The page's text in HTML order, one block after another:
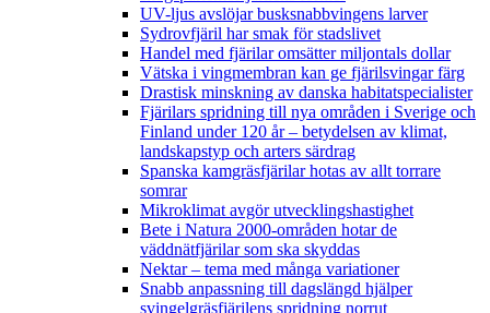
UV-ljus avslöjar busksnabbvingens larver
Sydrovfjäril har smak för stadslivet
Handel med fjärilar omsätter miljontals dollar
Vätska i vingmembran kan ge fjärilsvingar färg
Drastisk minskning av danska habitatspecialister
Fjärilars spridning till nya områden i Sverige och
Finland under 120 år– betydelsen av klimat,
landskapstyp och arters särdrag
Spanska kamgräsfjärilar hotas av allt torrare
somrar
Mikroklimat avgör utvecklingshastighet
Bete i Natura 2000-områden hotar de
väddnätfjärilar som ska skyddas
Nektar – tema med många variationer
Snabb anpassning till dagslängd hjälper
svingelgräsfjärilens spridning norrut